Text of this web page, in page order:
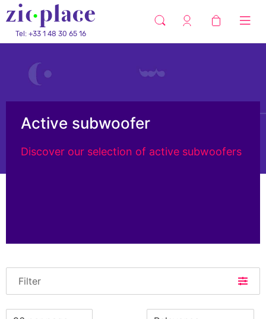
Tel: +33 1 48 30 65 16
Active subwoofer
Discover our selection of active subwoofers
Filter